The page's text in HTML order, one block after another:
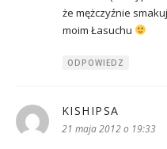
że mężczyźnie
moim Łasuchu
ODPOWIEDZ
KISHIPSA
21 maja 2012 o 19:33